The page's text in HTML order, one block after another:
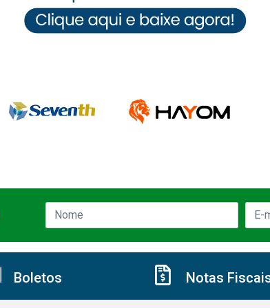
Boletos Notas